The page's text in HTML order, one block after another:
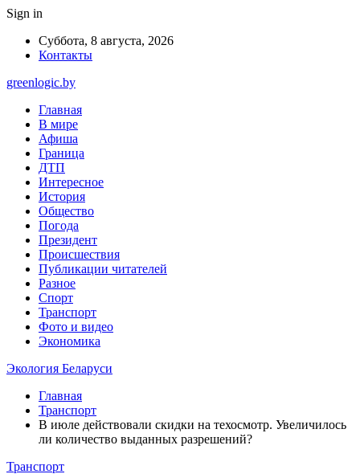
Sign in
Суббота, 8 августа, 2026
Контакты
greenlogic.by
Главная
В мире
Афиша
Граница
ДТП
Интересное
История
Общество
Погода
Президент
Происшествия
Публикации читателей
Разное
Спорт
Транспорт
Фото и видео
Экономика
Экология Беларуси
Главная
Транспорт
В июле действовали скидки на техосмотр. Увеличилось
ли количество выданных разрешений?
Транспорт